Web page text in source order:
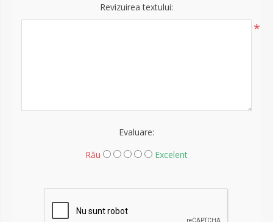
Revizuirea textului:
*
Evaluare:
Rău
Excelent